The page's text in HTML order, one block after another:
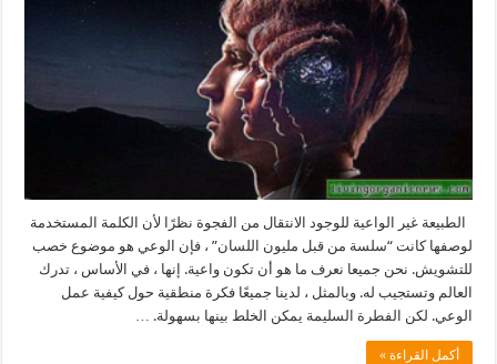
الطبيعة غير الواعية للوجود الانتقال من الفجوة نظرًا لأن الكلمة المستخدمة
لوصفها كانت “سلسة من قبل مليون اللسان” ، فإن الوعي هو موضوع خصب
للتشويش. نحن جميعا نعرف ما هو أن تكون واعية. إنها ، في الأساس ، تدرك
العالم وتستجيب له. وبالمثل ، لدينا جميعًا فكرة منطقية حول كيفية عمل
الوعي. لكن الفطرة السليمة يمكن الخلط بينها بسهولة. …
أكمل القراءة »